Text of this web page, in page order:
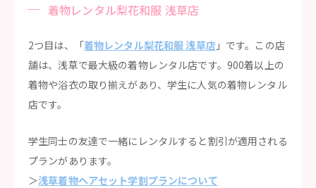
着物レンタル梨花和服 浅草店
2つ目は、「着物レンタル梨花和服 浅草店」です。この店
舗は、浅草で最大級の着物レンタル店です。900着以上の
着物や浴衣の取り揃えがあり、学生に人気の着物レンタル
店です。
学生同士の友達で一緒にレンタルすると割引が適用される
プランがあります。
＞浅草着物ヘアセット学割プランについて